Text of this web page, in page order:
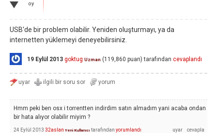
oy
USB'de bir problem olabilir. Yeniden oluşturmayı, ya da
internetten yüklemeyi deneyebilirsiniz.
19 Eylül 2013 goktug Uzman (119,860 puan) tarafından cevaplandı
Hmm peki ben osx i torrentten indirdim satın almadım yani acaba ondan
bir hata alıyor olabilir miyim ?
24 Eylül 2013 32aslan Yeni Kullanıcı tarafından yorumlandı